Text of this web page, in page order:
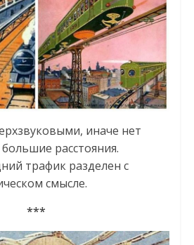
иначе нет
расстояния.
трафик разделен с
смысле.
***